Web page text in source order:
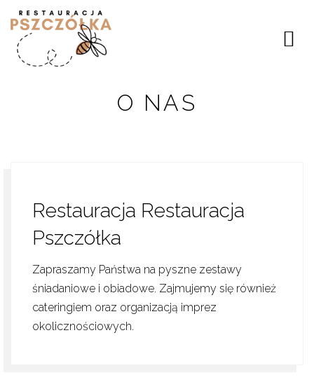
O NAS
Restauracja Restauracja
Pszczółka
Zapraszamy Państwa na pyszne zestawy
śniadaniowe i obiadowe. Zajmujemy się również
cateringiem oraz organizacją imprez
okolicznościowych.